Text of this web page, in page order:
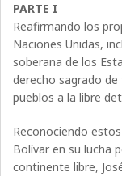
PARTE I
Reafirmando los
Naciones Unidas,
soberana de los
derecho sagrado
pueblos a la libre
Reconociendo
Bolívar en su lucha
continente libre,